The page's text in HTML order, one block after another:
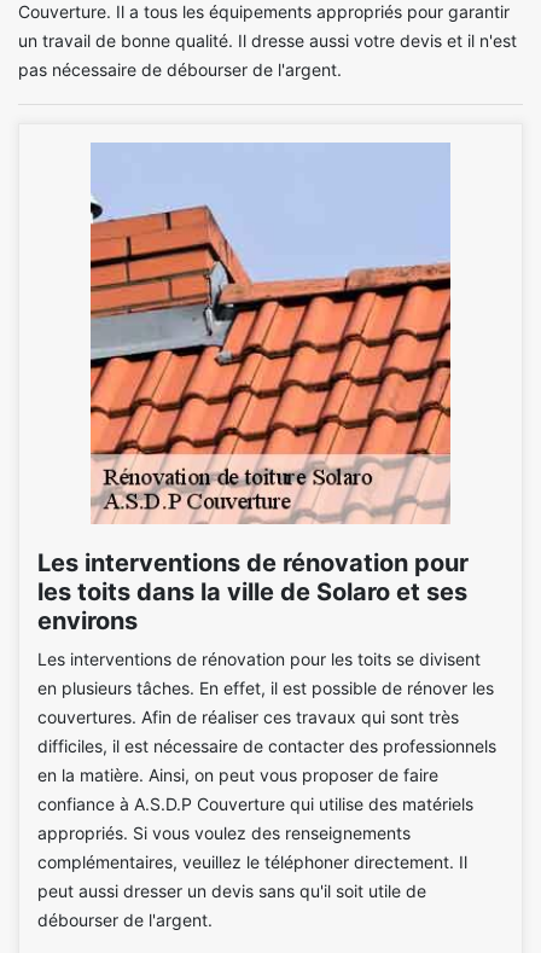
Couverture. Il a tous les équipements appropriés pour garantir
un travail de bonne qualité. Il dresse aussi votre devis et il n'est
pas nécessaire de débourser de l'argent.
Les interventions de rénovation pour
les toits dans la ville de Solaro et ses
environs
Les interventions de rénovation pour les toits se divisent
en plusieurs tâches. En effet, il est possible de rénover les
couvertures. Afin de réaliser ces travaux qui sont très
difficiles, il est nécessaire de contacter des professionnels
en la matière. Ainsi, on peut vous proposer de faire
confiance à A.S.D.P Couverture qui utilise des matériels
appropriés. Si vous voulez des renseignements
complémentaires, veuillez le téléphoner directement. Il
peut aussi dresser un devis sans qu'il soit utile de
débourser de l'argent.